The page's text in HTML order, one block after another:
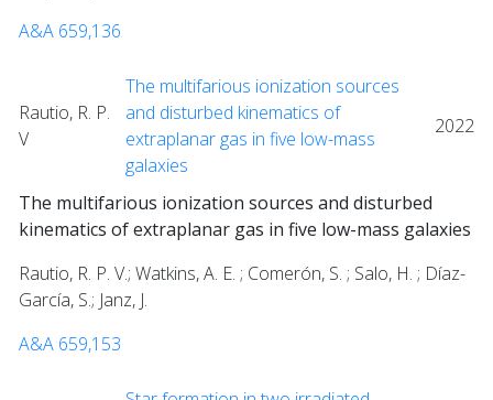
A&A 659,136
Rautio, R. P.
V
The multifarious ionization sources
and disturbed kinematics of
extraplanar gas in five low-mass
galaxies
2022
The multifarious ionization sources and disturbed
kinematics of extraplanar gas in five low-mass galaxies
Rautio, R. P. V.; Watkins, A. E. ; Comerón, S. ; Salo, H. ; Díaz-
García, S.; Janz, J.
A&A 659,153